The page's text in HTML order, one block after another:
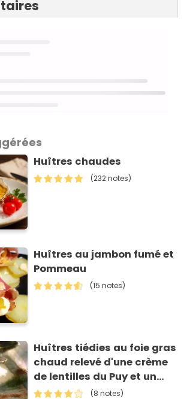
Huîtres chaudes
(232 notes)
Huîtres au jambon fumé et
Pommeau
(15 notes)
Huîtres tiédies au foie gras
chaud relevé d'une crème
de lentilles du Puy et un
coulis de cerfeuil
(8 notes)